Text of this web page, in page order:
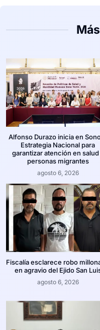
Alfonso Durazo inicia en
Estrategia Nacional para
garantizar atención en salud
personas migrantes
agosto 6, 2026
Fiscalía esclarece robo
en agravio del Ejido San
agosto 6, 2026